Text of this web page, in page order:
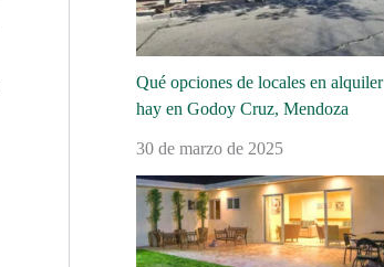
Qué opciones de locales en alquiler
hay en Godoy Cruz, Mendoza
30 de marzo de 2025